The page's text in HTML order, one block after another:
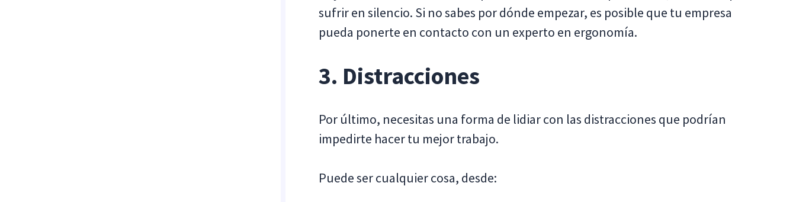
sufrir en silencio. Si no sabes por dónde empezar, es posible que tu empresa
pueda ponerte en contacto con un experto en ergonomía.
3. Distracciones
Por último, necesitas una forma de lidiar con las distracciones que podrían
impedirte hacer tu mejor trabajo.
Puede ser cualquier cosa, desde: